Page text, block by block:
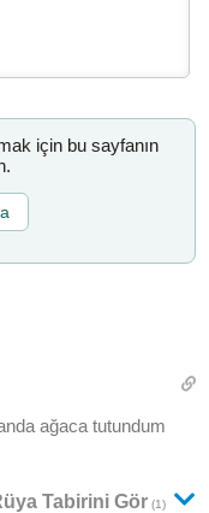
için bu sayfanın
ağaca tutundum
Tabirini Gör (1)